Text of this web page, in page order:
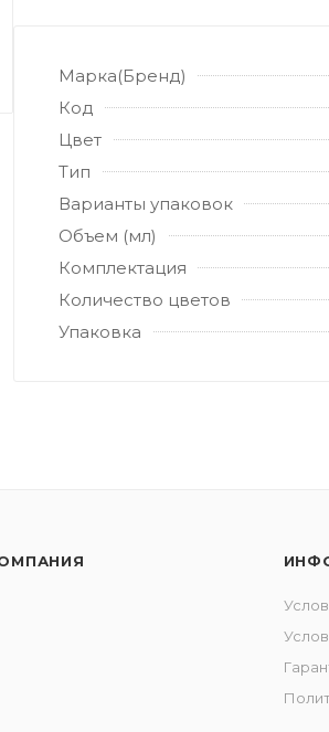
Марка(Бренд)
Код
Цвет
Тип
Варианты упаковок
Объем (мл)
Комплектация
Количество цветов
Упаковка